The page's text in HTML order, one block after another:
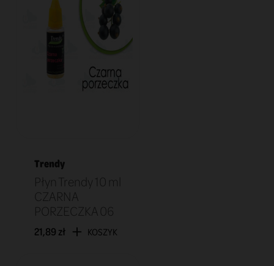
Trendy
Płyn Trendy 10 ml
CZARNA
PORZECZKA 06
21,89 zł KOSZYK